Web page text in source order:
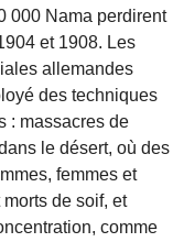
000 Nama perdirent
et 1908. Les
allemandes
des techniques
: massacres de
le désert, où des
femmes et
de soif, et
comme